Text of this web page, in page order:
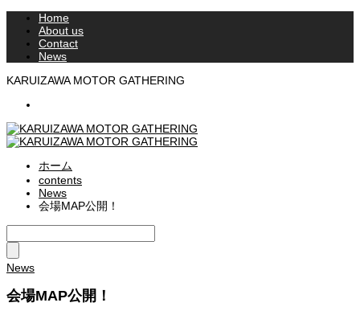
Home
About us
Contact
News
KARUIZAWA MOTOR GATHERING
ホーム
contents
News
会場MAP公開！
News
会場MAP公開！